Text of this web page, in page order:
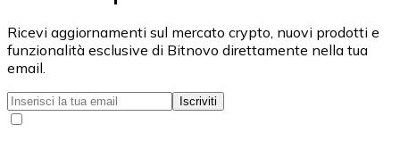
Ricevi aggiornamenti sul mercato crypto, nuovi prodotti e
funzionalità esclusive di Bitnovo direttamente nella tua
email.
Iscriviti